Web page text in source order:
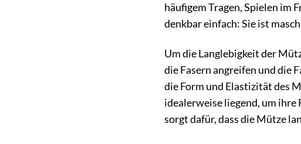
häufigem Tragen, Spielen im
denkbar einfach: Sie ist
Um die Langlebigkeit der
die Fasern angreifen und die
die Form und Elastizität des
idealerweise liegend, um ihre
sorgt dafür, dass die Mütze